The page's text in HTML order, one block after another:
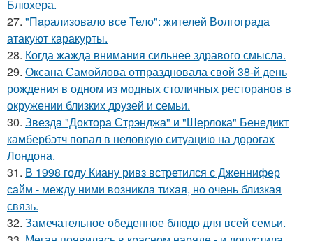
Блюхера.
27. "Пapализовало все Тело": жителей Волгограда
атакуют каракурты.
28. Когда жажда внимания сильнее здравого смысла.
29. Оксана Самойлова отпраздновала свой 38-й день
рождения в одном из модных столичных ресторанов в
окружении близких друзей и семьи.
30. Звезда "Доктора Стрэнджа" и "Шерлока" Бенедикт
камбербэтч попал в неловкую ситуацию на дорогах
Лондона.
31. В 1998 году Киану ривз встретился с Дженнифер
сайм - между ними возникла тихая, но очень близкая
связь.
32. Замечательное обеденное блюдо для всей семьи.